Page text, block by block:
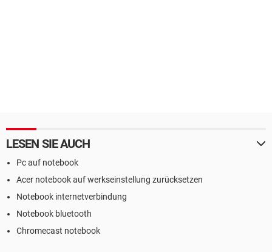
LESEN SIE AUCH
Pc auf notebook
Acer notebook auf werkseinstellung zurücksetzen
Notebook internetverbindung
Notebook bluetooth
Chromecast notebook